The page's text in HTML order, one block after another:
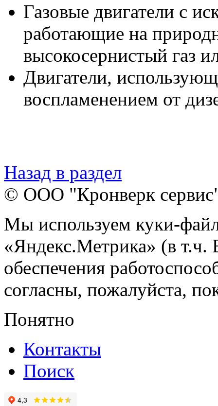
Газовые двигатели с
работающие на
высокосернистый газ
Двигатели,
воспламенением от
Назад в раздел
© ООО "Кронверк
Мы используем куки-
«Яндекс.Метрика» (в т.ч.
обеспечения
согласны, пожалуйста,
Понятно
Контакты
Поиск